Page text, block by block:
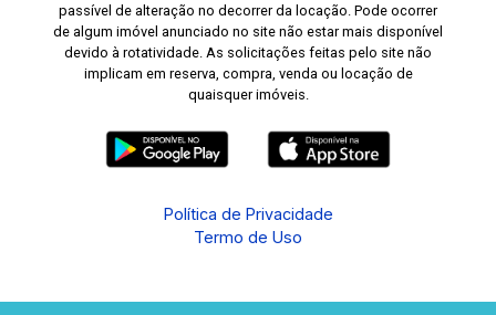
passível de alteração no decorrer da locação. Pode ocorrer
de algum imóvel anunciado no site não estar mais disponível
devido à rotatividade. As solicitações feitas pelo site não
implicam em reserva, compra, venda ou locação de
quaisquer imóveis.
Política de Privacidade
Termo de Uso